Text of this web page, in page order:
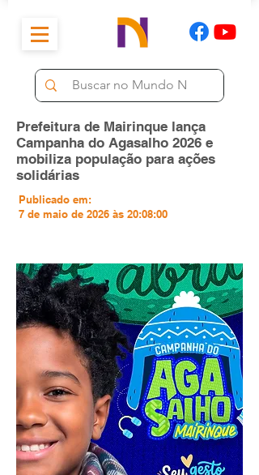
Prefeitura de Mairinque lança
Campanha do Agasalho 2026 e
mobiliza população para ações
solidárias
Publicado em:
7 de maio de 2026 às 20:08:00